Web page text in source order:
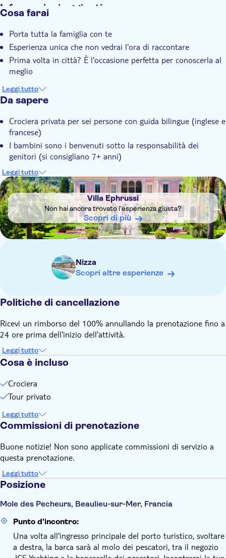
Informazioni aggiuntive
Tour privato
Subject expert guide
Tour privato
Cosa farai
Porta tutta la famiglia con te
Esperienza unica che non vedrai l'ora di raccontare
Prima volta in città? È l'occasione perfetta per conoscerla al
meglio
Leggi tutto
Da sapere
Crociera privata per sei persone con guida bilingue (inglese e
francese)
I bambini sono i benvenuti sotto la responsabilità dei
genitori (si consigliano 7+ anni)
In caso di forte vento (tempo > forza 4) il viaggio verrà
annullato senza addebito
Vietato fumare
Leggi tutto
DSA1Villa Ephrussi
Villa Ephrussi
Non hai ancora trovato l'esperienza giusta?
Scopri di più
Nizza
Scopri altre esperienze
Politiche di cancellazione
Ricevi un rimborso del 100% annullando la prenotazione fino a
24 ore prima dell'inizio dell'attività.
Leggi tutto
Cosa è incluso
Crociera
Tour privato
Leggi tutto
Commissioni di prenotazione
Buone notizie! Non sono applicate commissioni di servizio a
questa prenotazione.
Leggi tutto
Posizione
Mole des Pecheurs, Beaulieu-sur-Mer, Francia
Punto d'incontro:
Una volta all'ingresso principale del porto turistico, svoltare
a destra, la barca sarà al molo dei pescatori, tra il negozio